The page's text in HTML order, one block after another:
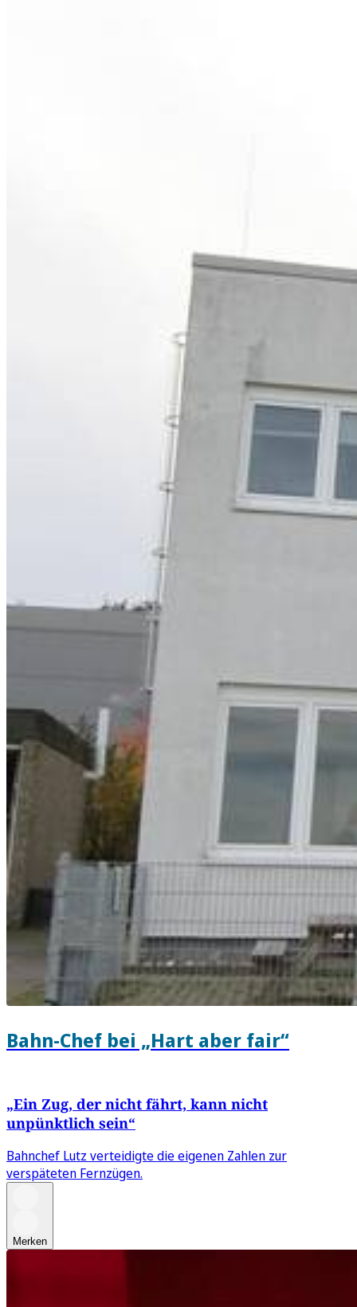
Bahn-Chef bei „Hart aber fair“
„Ein Zug, der nicht fährt, kann nicht
unpünktlich sein“
Bahnchef Lutz verteidigte die eigenen Zahlen zur
verspäteten Fernzügen.
Merken